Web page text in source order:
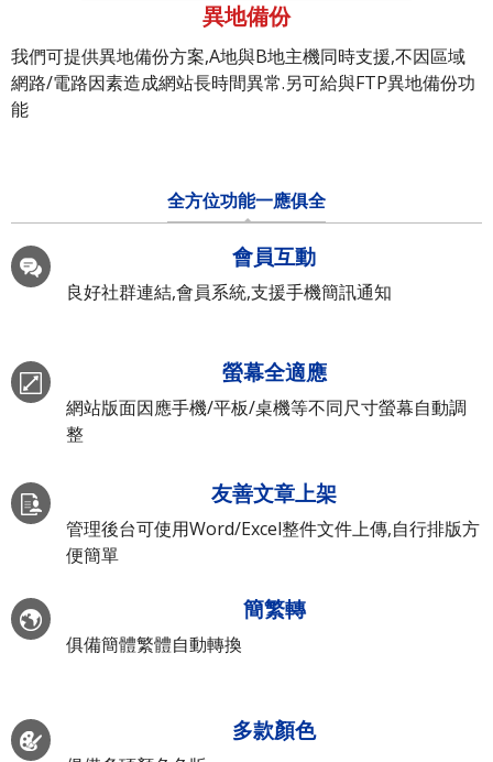
異地備份
我們可提供異地備份方案,A地與B地主機同時支援,不因區域
網路/電路因素造成網站長時間異常.另可給與FTP異地備份功
能
全方位功能一應俱全
會員互動
良好社群連結,會員系統,支援手機簡訊通知
螢幕全適應
網站版面因應手機/平板/桌機等不同尺寸螢幕自動調
整
友善文章上架
管理後台可使用Word/Excel整件文件上傳,自行排版方
便簡單
簡繁轉
俱備簡體繁體自動轉換
多款顏色